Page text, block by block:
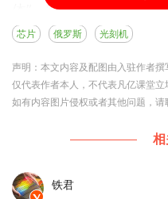
体”，它可应用在蚀刻
有它的存在，“解决俄罗
据研究人员表示，传统
板来获取图像，但新型
由专业软件控制，可实
膜，例如用于舰载超压传
芯片 俄罗斯 光刻机
声明：本文内容及配图由入驻作者
仅代表作者本人，不代表凡亿课堂
如有内容图片侵权或者其他问题，请
铁君